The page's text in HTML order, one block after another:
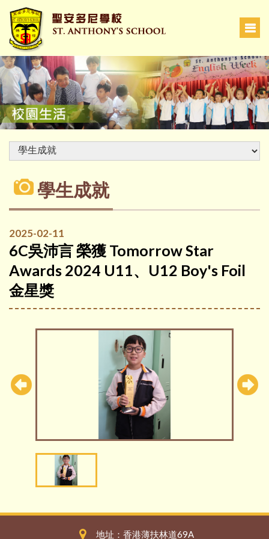
學生成就
2025-02-11
6C吳沛言 榮獲 Tomorrow Star
Awards 2024 U11、U12 Boy's Foil
金星獎
地址：香港薄扶林道69A